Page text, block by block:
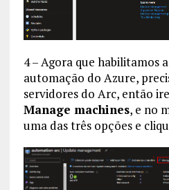
4 – Agora que habilitamos
automação do Azure,
servidores do Arc, então
Manage machines, e no
uma das três opções e